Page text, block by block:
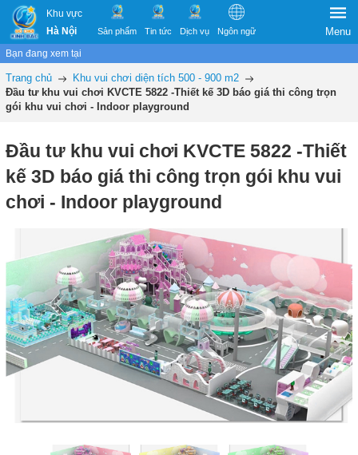
Khu vực
Hà Nội
Sản phẩm Tin tức Dịch vụ Ngôn ngữ Menu
Bạn đang xem tại
Trang chủ
Khu vui chơi diện tích 500 - 900 m2
Đầu tư khu vui chơi KVCTE 5822 -Thiết kế 3D báo giá thi công trọn
gói khu vui chơi - Indoor playground
Đầu tư khu vui chơi KVCTE 5822 -Thiết
kế 3D báo giá thi công trọn gói khu vui
chơi - Indoor playground